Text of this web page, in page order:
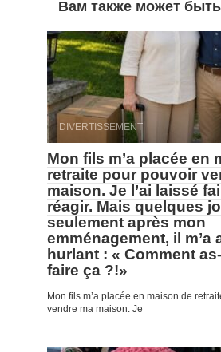
Вам также может
DIVERTISSEMENT
Mon fils m’a placée en
retraite pour pouvoir
maison. Je l’ai laissé
réagir. Mais quelques
seulement après mon
emménagement, il m’a
hurlant : « Comment
faire ça ?!»
Mon fils m’a placée en maison de
vendre ma maison. Je